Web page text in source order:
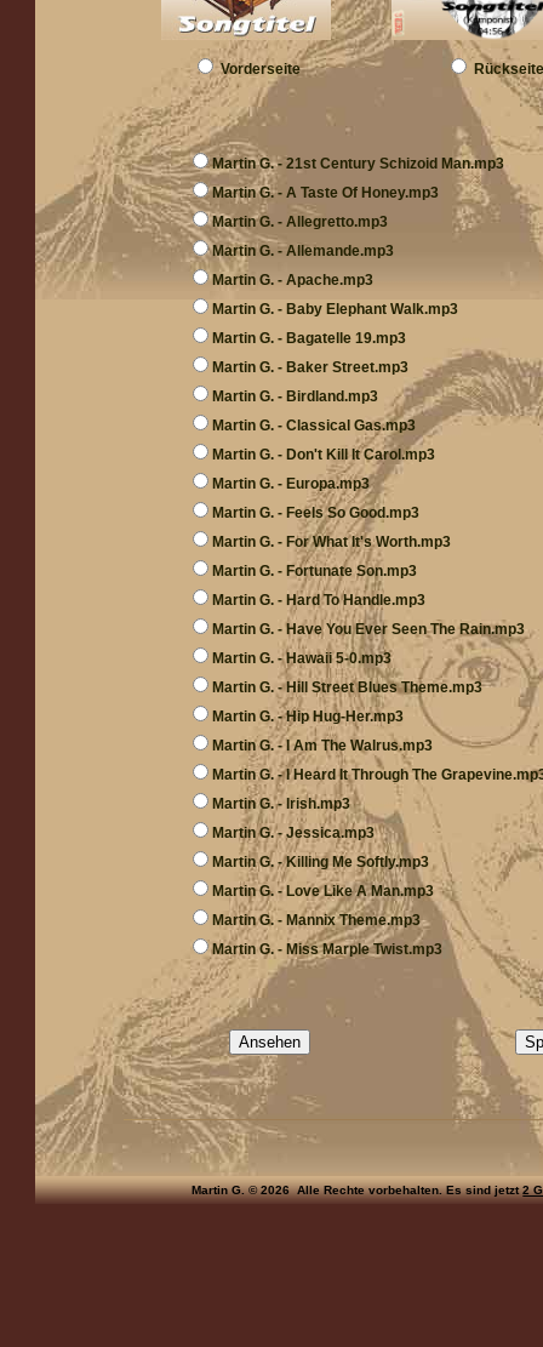
Vorderseite
Martin G. - 21st Century Schizoid Man.mp3
Martin G. - A Taste Of Honey.mp3
Martin G. - Allegretto.mp3
Martin G. - Allemande.mp3
Martin G. - Apache.mp3
Martin G. - Baby Elephant Walk.mp3
Martin G. - Bagatelle 19.mp3
Martin G. - Baker Street.mp3
Martin G. - Birdland.mp3
Martin G. - Classical Gas.mp3
Martin G. - Don't Kill It Carol.mp3
Martin G. - Europa.mp3
Martin G. - Feels So Good.mp3
Martin G. - For What It's Worth.mp3
Martin G. - Fortunate Son.mp3
Martin G. - Hard To Handle.mp3
Martin G. - Have You Ever Seen The Rain.mp3
Martin G. - Hawaii 5-0.mp3
Martin G. - Hill Street Blues Theme.mp3
Martin G. - Hip Hug-Her.mp3
Martin G. - I Am The Walrus.mp3
Martin G. - I Heard It Through The
Martin G. - Irish.mp3
Martin G. - Jessica.mp3
Martin G. - Killing Me Softly.mp3
Martin G. - Love Like A Man.mp3
Martin G. - Mannix Theme.mp3
Martin G. - Miss Marple Twist.mp3
Es sind jetzt2
Martin G. © 2026 Alle Rechte vorbehalten.